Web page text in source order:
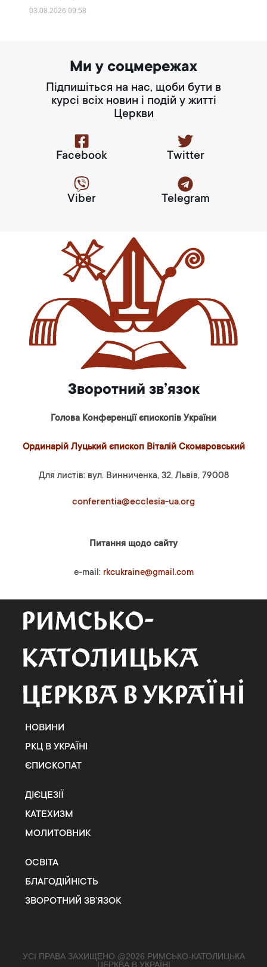
03.08.202609:58
Ми у соцмережах
Підпишіться на нас, щоби бути в
курсі всіх новин і подій у житті
Церкви
Facebook Twitter
Viber Telegram
Зворотний зв’язок
Голова Конференції єпископів України
Ординарій Луцький єпископ Віталій Скомаровський
Для листів: вул. Винниченка, 32, Львів, 79008
conferentia@ecclesia-ua.org
Питання щодо сайту
e-mail: rkcukraine@gmail.com
НОВИНИ
РКЦ В УКРАЇНІ
ЄПИСКОПАТ
ДІЄЦЕЗІЇ
КАТЕХИЗМ
МОЛИТОВНИК
ОСВІТА
БЛАГОДІЙНІСТЬ
ЗВОРОТНИЙ ЗВ’ЯЗОК
УСІ ПРАВА ЗАХИЩЕНО @2026 РИМСЬКО-КАТОЛИЦЬКА
ЦЕРКВА В УКРАЇНІ